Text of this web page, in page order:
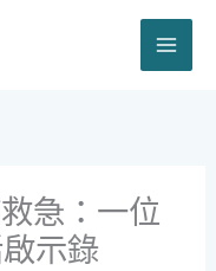
急：一位
示錄